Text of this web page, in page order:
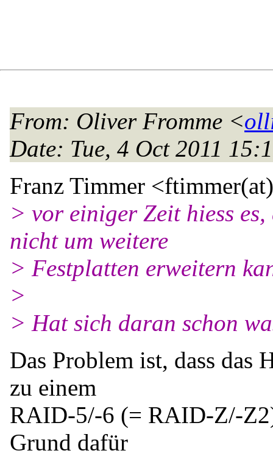
From: Oliver Fromme <
Date: Tue, 4 Oct 2011
Franz Timmer
> vor einiger Zeit hiess
nicht um weitere
> Festplatten erweitern
>
> Hat sich daran schon
Das Problem ist, dass das
zu einem
RAID-5/-6 (= RAID-Z/-
Grund dafür